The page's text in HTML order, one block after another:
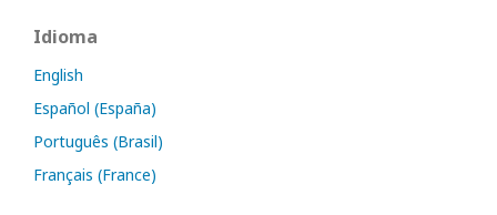
Idioma
English
Español (España)
Português (Brasil)
Français (France)